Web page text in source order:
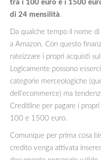
tra i 100 euro e i 1500
di 24 mensilità.
Da qualche tempo il nome
a Amazon. Con questo
rateizzare i propri acquisti
Logicamente possono
categorie merceologiche
dell’ecommerce) ma
Creditline per pagare i
100 e 1500 euro.
Comunque per prima cosa
credito venga attivata